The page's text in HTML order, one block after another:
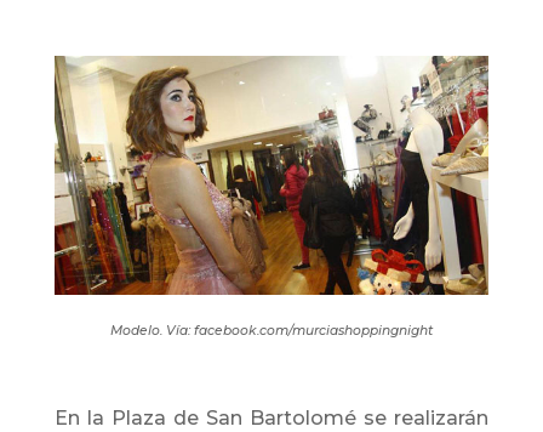
Modelo. Vía: facebook.com/murciashoppingnight
En la Plaza de San Bartolomé se realizarán